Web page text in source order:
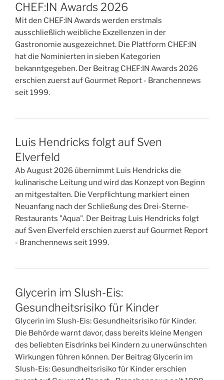
CHEF:IN Awards 2026
Mit den CHEF:IN Awards werden erstmals
ausschließlich weibliche Exzellenzen in der
Gastronomie ausgezeichnet. Die Plattform CHEF:IN
hat die Nominierten in sieben Kategorien
bekanntgegeben. Der Beitrag CHEF:IN Awards 2026
erschien zuerst auf Gourmet Report - Branchennews
seit 1999.
Luis Hendricks folgt auf Sven
Elverfeld
Ab August 2026 übernimmt Luis Hendricks die
kulinarische Leitung und wird das Konzept von Beginn
an mitgestalten. Die Verpflichtung markiert einen
Neuanfang nach der Schließung des Drei-Sterne-
Restaurants "Aqua". Der Beitrag Luis Hendricks folgt
auf Sven Elverfeld erschien zuerst auf Gourmet Report
- Branchennews seit 1999.
Glycerin im Slush-Eis:
Gesundheitsrisiko für Kinder
Glycerin im Slush-Eis: Gesundheitsrisiko für Kinder.
Die Behörde warnt davor, dass bereits kleine Mengen
des beliebten Eisdrinks bei Kindern zu unerwünschten
Wirkungen führen können. Der Beitrag Glycerin im
Slush-Eis: Gesundheitsrisiko für Kinder erschien